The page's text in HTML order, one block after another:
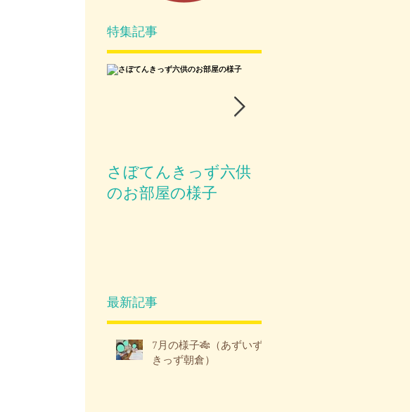
特集記事
さぼてんきっず六供
のお部屋の様子
最新記事
7月の様子🎋（あずいず
きっず朝倉）